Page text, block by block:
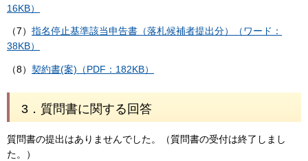
16KB）
（7） 指名停止基準該当申告書（落札候補者提出分）（ワード：
38KB）
（8） 契約書(案)（PDF：182KB）
3．質問書に関する回答
質問書の提出はありませんでした。（質問書の受付は終了しまし
た。）